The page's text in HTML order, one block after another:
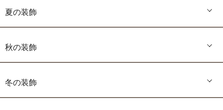
夏の装飾
秋の装飾
冬の装飾